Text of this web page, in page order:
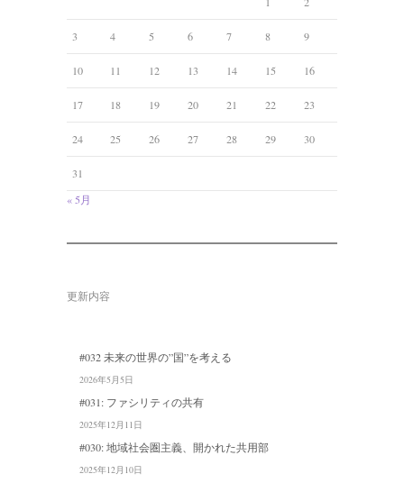
3 4 5 6 7 8 9
10 11 12 13 14 15 16
17 18 19 20 21 22 23
24 25 26 27 28 29 30
31
« 5月
更新内容
#032 未来の世界の”国”を考える
2026年5月5日
#031: ファシリティの共有
2025年12月11日
#030: 地域社会圏主義、開かれた共用部
2025年12月10日